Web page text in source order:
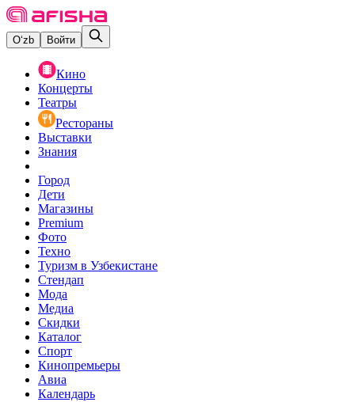
O‘zb Войти
Кино
Концерты
Театры
Рестораны
Выставки
Знания
Город
Дети
Магазины
Premium
Фото
Техно
Туризм в Узбекистане
Стендап
Мода
Медиа
Скидки
Каталог
Спорт
Кинопремьеры
Авиа
Календарь